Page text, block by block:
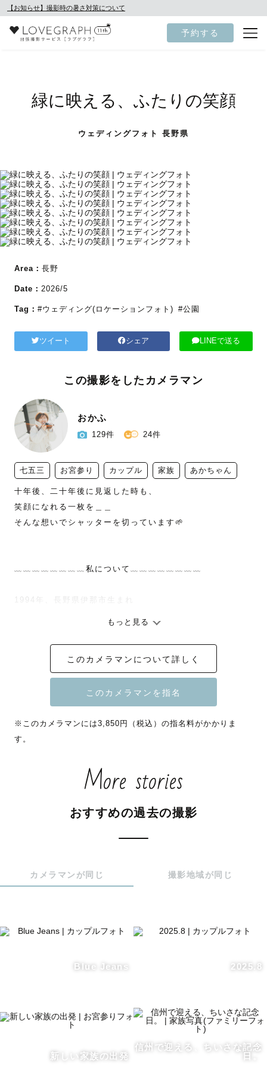
【お知らせ】撮影時の暑さ対策について
予約する
緑に映える、ふたりの笑顔
ウェディングフォト 長野県
Area： 長野
Date： 2026/5
Tag： #ウェディング(ロケーションフォト) #公園
ツイート シェア LINEで送る
この撮影をしたカメラマン
おかふ
129件 24件
七五三 お宮参り カップル 家族 あかちゃん
十年後、二十年後に見返した時も、
笑顔になれる一枚を＿＿
そんな想いでシャッターを切っています🌱
﹏﹏﹏﹏﹏﹏﹏﹏私について﹏﹏﹏﹏﹏﹏﹏﹏
1994年、長野県伊那市生まれ
穏やかで親しみやすい雰囲気
と言っていただきます。
理学療法士として総合病院で5年
デイサービスで2年勤務経験があります。
幅広い世代の方と関わる中で、
”その人の人生に寄り添うこと”
この想いは、今の撮影でも大切にしています。
プロカメラマンとして2年目になります📷
温かな反応が日々の励みです◎
﹏﹏﹏﹏﹏﹏﹏﹏撮影について﹏﹏﹏﹏﹏﹏﹏
「どんなポーズをとればいいんだろう？」
そんな不安もあるかと思いますが、
もっと見る
このカメラマンについて詳しく
※このカメラマンには3,850円（税込）の指名料がかかりま
す。
More stories
おすすめの過去の撮影
カメラマンが同じ 撮影地域が同じ
Blue Jeans 2025.8
新しい家族の出発
信州で迎える、ちいさな記念
日。